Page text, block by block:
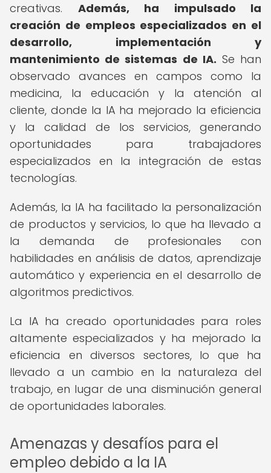
creativas. Además, ha impulsado la
creación de empleos especializados en el
desarrollo, implementación y
mantenimiento de sistemas de IA. Se han
observado avances en campos como la
medicina, la educación y la atención al
cliente, donde la IA ha mejorado la eficiencia
y la calidad de los servicios, generando
oportunidades para trabajadores
especializados en la integración de estas
tecnologías.
Además, la IA ha facilitado la personalización
de productos y servicios, lo que ha llevado a
la demanda de profesionales con
habilidades en análisis de datos, aprendizaje
automático y experiencia en el desarrollo de
algoritmos predictivos.
La IA ha creado oportunidades para roles
altamente especializados y ha mejorado la
eficiencia en diversos sectores, lo que ha
llevado a un cambio en la naturaleza del
trabajo, en lugar de una disminución general
de oportunidades laborales.
Amenazas y desafíos para el
empleo debido a la IA